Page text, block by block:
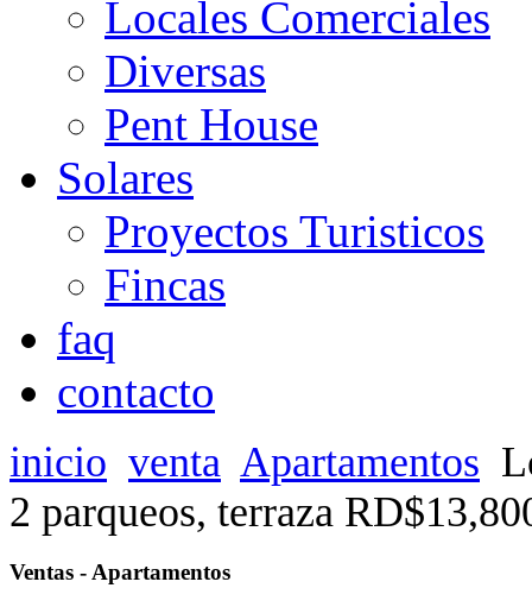
Locales Comerciales
Diversas
Pent House
Solares
Proyectos Turisticos
Fincas
faq
contacto
inicio venta Apartamentos
2 parqueos, terraza
Ventas - Apartamentos